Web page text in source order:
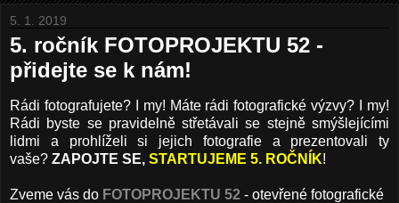
5. 1. 2019
5. ročník FOTOPROJEKTU 52 -
přidejte se k nám!
Rádi fotografujete? I my! Máte rádi fotografické výzvy? I my!
Rádi byste se pravidelně střetávali se stejně smýšlejícími
lidmi a prohlíželi si jejich fotografie a prezentovali ty
vaše? ZAPOJTE SE, STARTUJEME 5. ROČNÍK!
Zveme vás do FOTOPROJEKTU 52 - otevřené fotografické